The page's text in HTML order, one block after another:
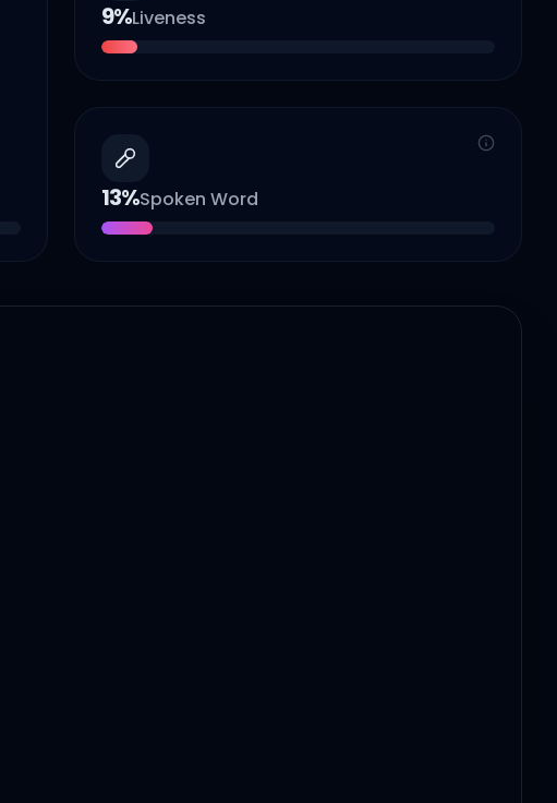
9%Liveness
13%Spoken Word